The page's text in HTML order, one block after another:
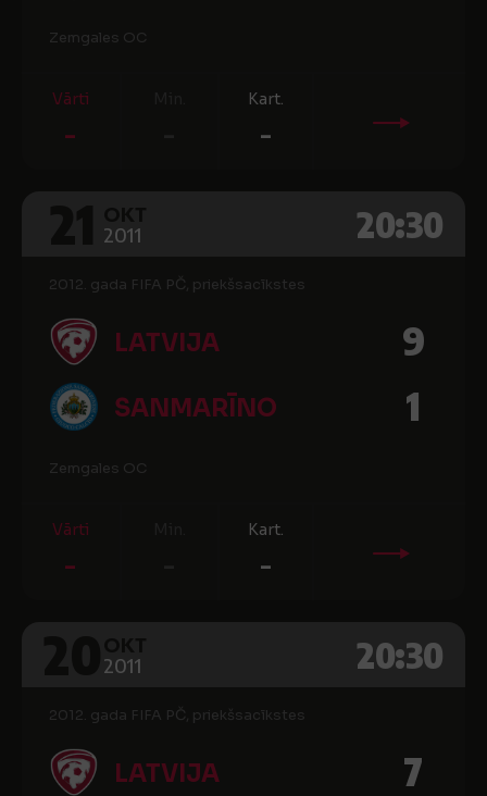
Zemgales OC
Vārti
-
Kart.
-
2011 20:30
2012. gada FIFA PČ, priekšsacīkstes
LATVIJA 9
SANMARĪNO 1
Zemgales OC
Vārti
-
Kart.
-
2011 20:30
2012. gada FIFA PČ, priekšsacīkstes
LATVIJA 7